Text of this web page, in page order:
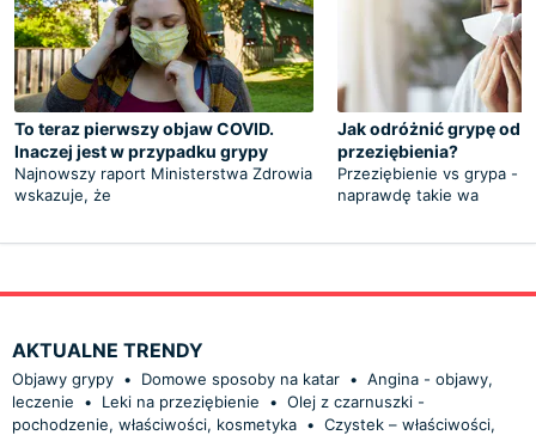
To teraz pierwszy objaw COVID.
Inaczej jest w przypadku grypy
Najnowszy raport Ministerstwa Zdrowia
wskazuje, że
Jak odróżnić grypę od
przeziębienia?
Przeziębienie vs grypa -
naprawdę takie wa
AKTUALNE TRENDY
Objawy grypy • Domowe sposoby na katar • Angina - objawy,
leczenie
• Leki na przeziębienie • Olej z czarnuszki -
pochodzenie, właściwości, kosmetyka • Czystek – właściwości,